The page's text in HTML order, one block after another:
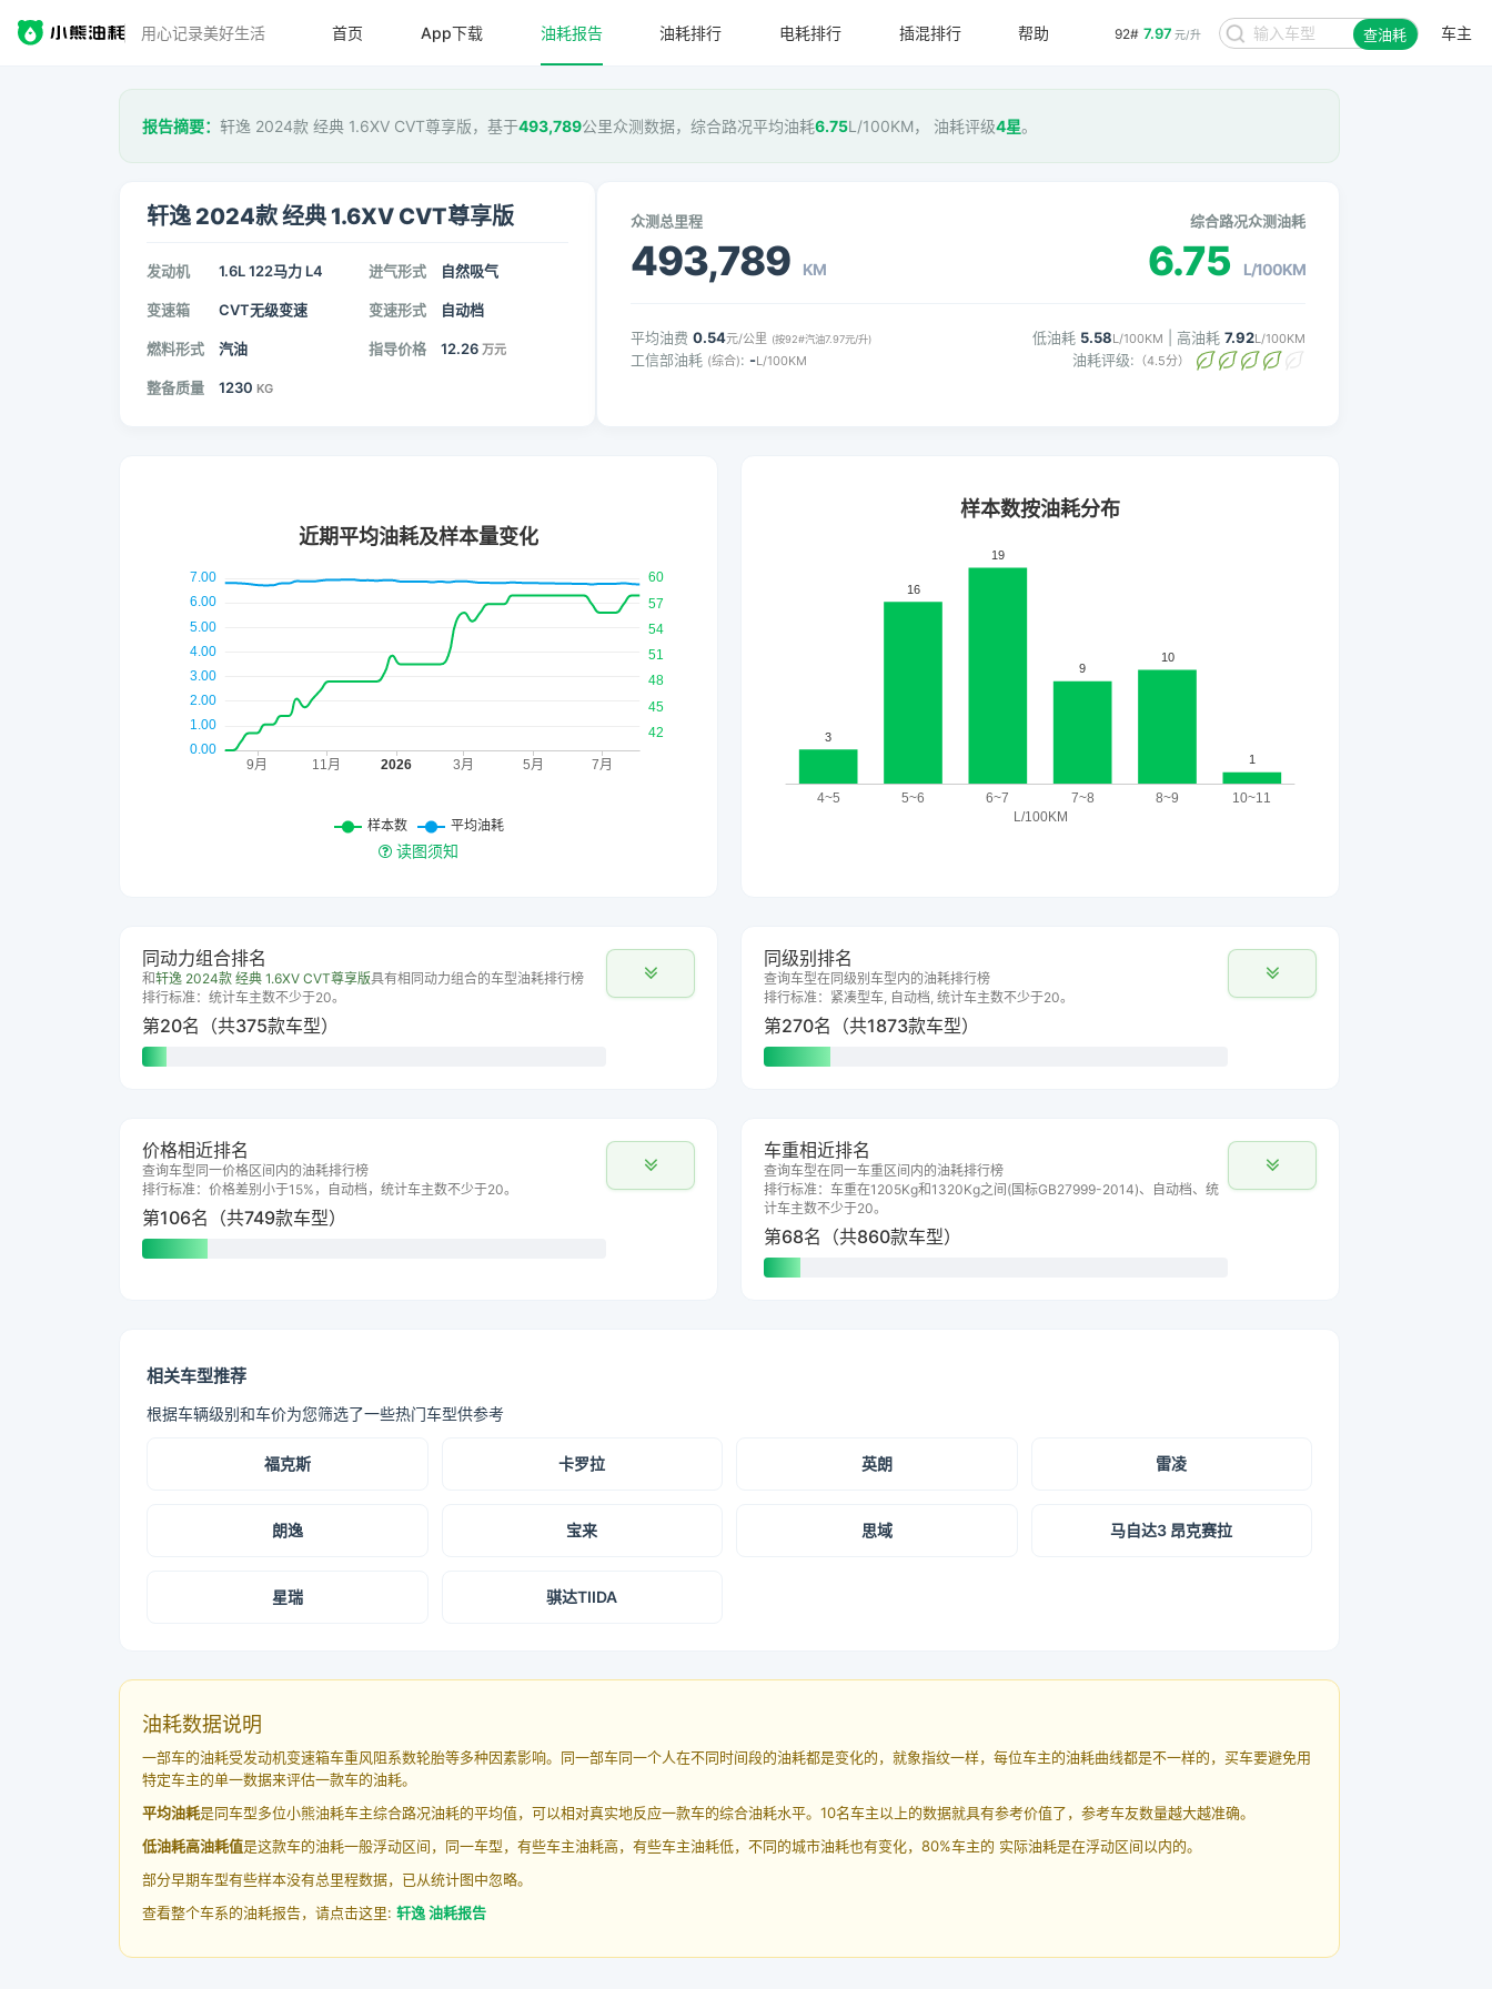
用心记录美好生活 92# 7.97 元/升 查油耗 车主
首页 App下载 油耗报告 油耗排行 电耗排行 插混排行 帮助
报告摘要： 轩逸 2024款 经典 1.6XV CVT尊享版，基于493,789公里众测数据，综合路况平均油耗6.75L/100KM， 油耗评级4星。
轩逸 2024款 经典 1.6XV CVT尊享版
发动机 1.6L 122马力 L4 进气形式 自然吸气
变速箱 CVT无级变速 变速形式 自动档
燃料形式 汽油 指导价格 12.26 万元
整备质量 1230 KG
众测总里程
493,789 KM
综合路况众测油耗
6.75 L/100KM
平均油费 0.54元/公里 (按92#汽油7.97元/升)
工信部油耗 (综合): -L/100KM
低油耗 5.58L/100KM | 高油耗 7.92L/100KM
油耗评级: （4.5分）
读图须知
同动力组合排名
和轩逸 2024款 经典 1.6XV CVT尊享版具有相同动力组合的车型油耗排行榜
排行标准：统计车主数不少于20。
第20名（共375款车型）
同级别排名
查询车型在同级别车型内的油耗排行榜
排行标准：紧凑型车, 自动档, 统计车主数不少于20。
第270名（共1873款车型）
价格相近排名
查询车型同一价格区间内的油耗排行榜
排行标准：价格差别小于15%，自动档，统计车主数不少于20。
第106名（共749款车型）
车重相近排名
查询车型在同一车重区间内的油耗排行榜
排行标准：车重在1205Kg和1320Kg之间(国标GB27999-2014)、自动档、统
计车主数不少于20。
第68名（共860款车型）
相关车型推荐
根据车辆级别和车价为您筛选了一些热门车型供参考
福克斯 卡罗拉 英朗 雷凌
朗逸 宝来 思域 马自达3 昂克赛拉
星瑞 骐达TIIDA
油耗数据说明
一部车的油耗受发动机变速箱车重风阻系数轮胎等多种因素影响。同一部车同一个人在不同时间段的油耗都是变化的，就象指纹一样，每位车主的油耗曲线都是不一样的，买车要避免用
特定车主的单一数据来评估一款车的油耗。
平均油耗是同车型多位小熊油耗车主综合路况油耗的平均值，可以相对真实地反应一款车的综合油耗水平。10名车主以上的数据就具有参考价值了，参考车友数量越大越准确。
低油耗高油耗值是这款车的油耗一般浮动区间，同一车型，有些车主油耗高，有些车主油耗低，不同的城市油耗也有变化，80%车主的 实际油耗是在浮动区间以内的。
部分早期车型有些样本没有总里程数据，已从统计图中忽略。
查看整个车系的油耗报告，请点击这里: 轩逸 油耗报告